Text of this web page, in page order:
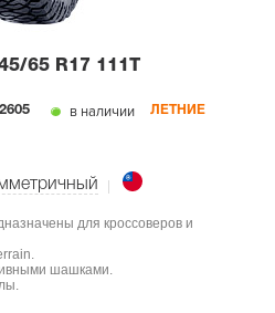
65 R17 111T
в наличии ЛЕТНИЕ
для кроссоверов и
шашками.